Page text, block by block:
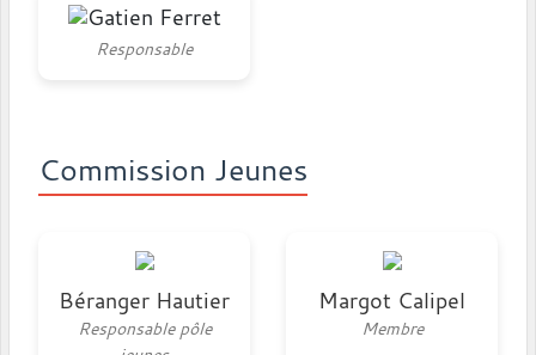
Gatien Ferret
Responsable
Commission Jeunes
Béranger Hautier
Responsable pôle
Margot Calipel
Membre